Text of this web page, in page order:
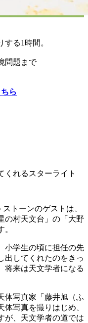
る1時間。
問題まで
ら
くれるスターライト
トーンのゲストは、
の村天文台」の「大野
小学生の頃に担任の先
出してくれたのをきっ
将来は天文学者になる
体写真家「藤井旭（ふ
写真を撮りはじめ、
が、天文学者の道では